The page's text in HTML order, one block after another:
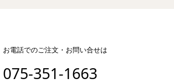
お電話でのご注文・お問い合せは
075-351-1663